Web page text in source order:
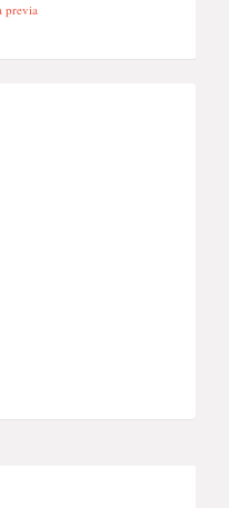
previa